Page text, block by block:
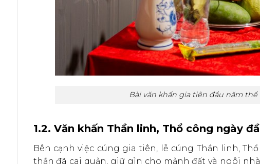
Bài văn khấn gia tiên đầu năm
1.2. Văn khấn Thần linh, Thổ công ngày
Bên cạnh việc cúng gia tiên, lễ cúng Thần linh,
thần đã cai quản, giữ gìn cho mảnh đất và ngôi